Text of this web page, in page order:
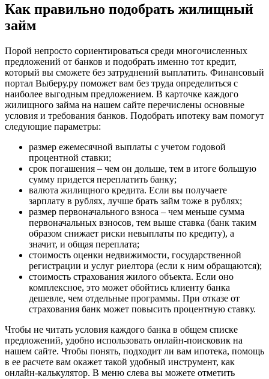
Как правильно подобрать жилищный
займ
Порой непросто сориентироваться среди многочисленных
предложений от банков и подобрать именно тот кредит,
который вы сможете без затруднений выплатить. Финансовый
портал Выберу.ру поможет вам без труда определиться с
наиболее выгодным предложением. В карточке каждого
жилищного займа на нашем сайте перечислены основные
условия и требования банков. Подобрать ипотеку вам помогут
следующие параметры:
размер ежемесячной выплаты с учетом годовой
процентной ставки;
срок погашения – чем он дольше, тем в итоге большую
сумму придется переплатить банку;
валюта жилищного кредита. Если вы получаете
зарплату в рублях, лучше брать займ тоже в рублях;
размер первоначального взноса – чем меньше сумма
первоначальных взносов, тем выше ставка (банк таким
образом снижает риски невыплаты по кредиту), а
значит, и общая переплата;
стоимость оценки недвижимости, государственной
регистрации и услуг риелтора (если к ним обращаются);
стоимость страхования жилого объекта. Если оно
комплексное, это может обойтись клиенту банка
дешевле, чем отдельные программы. При отказе от
страхования банк может повысить процентную ставку.
Чтобы не читать условия каждого банка в общем списке
предложений, удобно использовать онлайн-поисковик на
нашем сайте. Чтобы понять, подходит ли вам ипотека, помощь
в ее расчете вам окажет такой удобный инструмент, как
онлайн-калькулятор. В меню слева вы можете отметить